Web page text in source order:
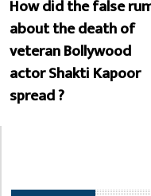
How did the false
about the death of
veteran Bollywood
actor Shakti Kapoor
spread ?